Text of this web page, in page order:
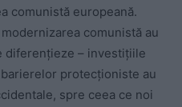
comunistă europeană.
comunistă au
diferențieze – investițiile
protecționiste au
spre ceea ce noi